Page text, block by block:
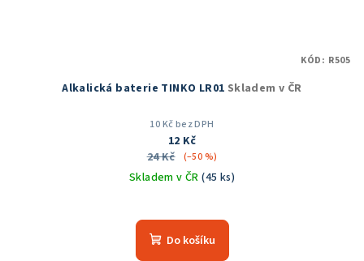
Alkalická baterie TINKO LR01 Skladem v ČR
10 Kč bez DPH
12 Kč
24 Kč
(–50 %)
Skladem v ČR(45 ks)
Do košíku
KÓD: R505